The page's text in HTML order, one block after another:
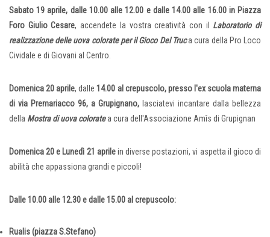
Sabato 19 aprile, dalle 10.00 alle 12.00 e dalle 14.00 alle 16.00 in Piazza
Foro Giulio Cesare, accendete la vostra creatività con il Laboratorio di
realizzazione delle uova colorate per il Gioco Del Truca cura della Pro Loco
Cividale e di Giovani al Centro.
Domenica 20 aprile, dalle 14.00 al crepuscolo, presso l'ex scuola materna
di via Premariacco 96, a Grupignano, lasciatevi incantare dalla bellezza
della Mostra di uova coloratea cura dell'Associazione Amîs di Grupignan
Domenica 20 e Lunedì 21 aprilein diverse postazioni, vi aspetta il gioco di
abilità che appassiona grandi e piccoli!
Dalle 10.00 alle 12.30 e dalle 15.00 al crepuscolo:
Rualis (piazza S.Stefano)